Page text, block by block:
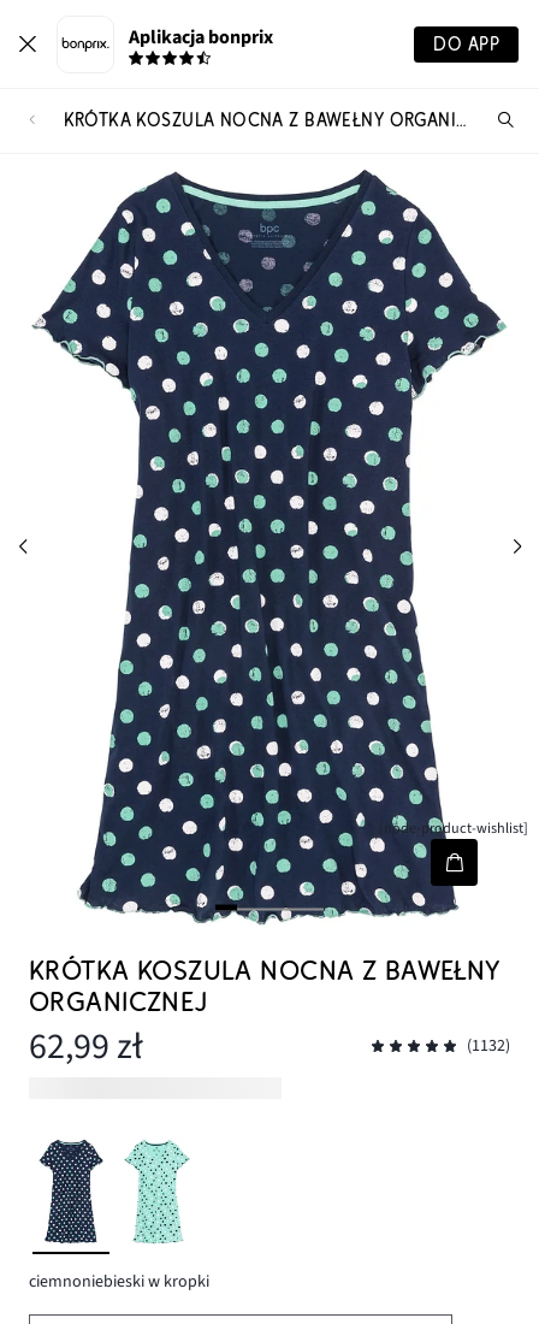
Aplikacja bonprix DO APP
KRÓTKA KOSZULA NOCNA Z BAWEŁNY ORGANICZNEJ
[node-product-wishlist]
KRÓTKA KOSZULA NOCNA Z BAWEŁNY
ORGANICZNEJ
62,99 zł (1132)
ciemnoniebieski w kropki